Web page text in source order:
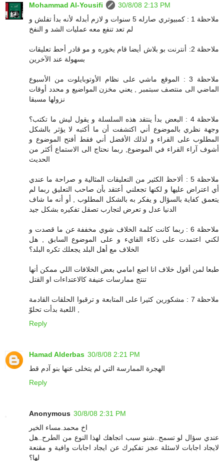
Mohammad Al-Yousifi
30/8/08 2:13 PM
ملاحظة 1 : كمبيوتري صارله 5 سنوات و لازم أبدله لأنه بدأ تفلش و
لم تعد تنفع معه عمليات الشد و النفخ
ملاحظة 2: أنترنت بو بلاش أيضا قام يخوره و مو قادر أحط تعليقات
بسهولة عند الآخرين
ملاحظة 3 : الموقع ماشي على نظام الأوتوبايلوت من الأسبوع
الماضي الى منتصف سبتمبر , يعني مخزن المواضيع و محدد أوقات
نزولها مسبقا
ملاحظة 4 : البعض بدأ ينتقد هذه السلسلة و يقول ليش ما تكتب؟
وجهة نظري بالموضوع أني اكتشفت أن ما أكتبه لا يؤثر بالشكل
المطلوب على القراء و لذلك الأفضل أني فقط أفتح الموضوع و
أشوف آراء القراء في الموضوع, ربما نحتاج الى الاستماع أكثر من
الحديث
ملاحظة 5 : ألاحظ الكثير من التعليقات المثالية و صراحة ما عندي
أي اعتراض عليها و لكنها تجعلني أعتقد بأن صاحب التعليق ربما لم
يتعمق كفاية بالسؤال و يفكر به بالشكل المطلوب , أو أنه ما شاف
الدنيا عدل و تعرض لتجارب تصقل تفكيره بشكل جيد
ملاحظة 6 : ربما كانت كلمة الخلاف شوي مخففة عن ما قصدت و
لكني اعتمدت على ذكاء القايء و على الموضوع السابق , هل
الخلاف مع أهل البلد يجعلك تكره البلد؟
طبعا لمن أقول خلاف انا اضع امامي بعض الخلافات اللي ممكن أنها
تنتج ممارسات عنيفة كالاعتداءات او القتل
ملاحظة 7 : مشكورين كثيرا على المتابعة و ترقبوا الحلقات القادمة
, اللعبة بدأت تحلوّ
Reply
Hamad Alderbas 30/8/08 2:21 PM
الهجرة الممارسة التي لم يتخلى عنها بنو آدم قط
Reply
Anonymous 30/8/08 2:31 PM
اخ محمد.مساء الخير
عندي سؤال لو تسمح..شنو سبب اتجاهك لهذا النوع من الطرح..هل
لايجاد اجابات لاسئلة عجز تفكيرك عن ايجاد اجابات وافية و مقنعة
لها؟